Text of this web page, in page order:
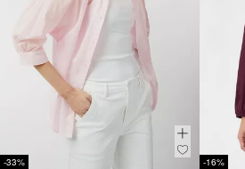
-33% -16%